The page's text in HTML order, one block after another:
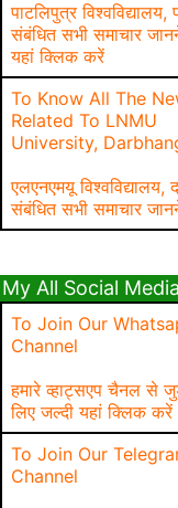
पाटलिपुत्र
संबंधित सभी समाचार
यहां क्लिक करें
To Know All The
Related To LNMU
University,
एलएनएमयू विश्वविद्यालय,
संबंधित सभी समाचार
My All Social Media
To Join Our
Channel
हमारे व्हाट्सएप चैनल से
लिए जल्दी यहां क्लिक करें
To Join Our
Channel